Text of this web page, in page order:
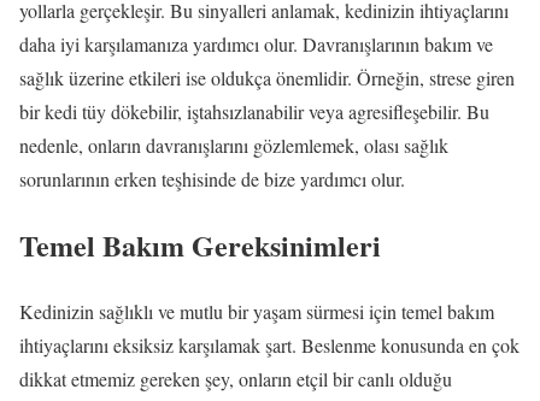
yollarla gerçekleşir. Bu sinyalleri anlamak, kedinizin ihtiyaçlarını
daha iyi karşılamanıza yardımcı olur. Davranışlarının bakım ve
sağlık üzerine etkileri ise oldukça önemlidir. Örneğin, strese giren
bir kedi tüy dökebilir, iştahsızlanabilir veya agresifleşebilir. Bu
nedenle, onların davranışlarını gözlemlemek, olası sağlık
sorunlarının erken teşhisinde de bize yardımcı olur.
Temel Bakım Gereksinimleri
Kedinizin sağlıklı ve mutlu bir yaşam sürmesi için temel bakım
ihtiyaçlarını eksiksiz karşılamak şart. Beslenme konusunda en çok
dikkat etmemiz gereken şey, onların etçil bir canlı olduğu